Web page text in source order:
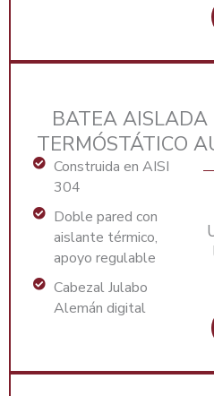
BATEA AISLADA
TERMÓSTÁTICO
Construida en AISI
304
Doble pared con
aislante térmico,
apoyo regulable
Cabezal Julabo
Alemán digital